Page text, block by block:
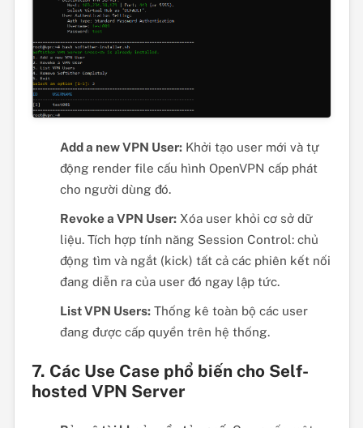
Add a new VPN User:Khởi tạo user mới và tự
động render file cấu hình OpenVPN cấp phát
cho người dùng đó.
Revoke a VPN User:Xóa user khỏi cơ sở dữ
liệu. Tích hợp tính năng Session Control: chủ
động tìm và ngắt (kick) tất cả các phiên kết nối
đang diễn ra của user đó ngay lập tức.
List VPN Users:Thống kê toàn bộ các user
đang được cấp quyền trên hệ thống.
7. Các Use Case phổ biến cho Self-
hosted VPN Server